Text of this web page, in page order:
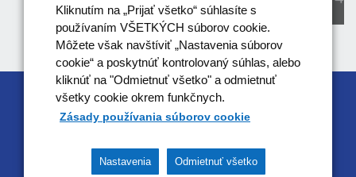
RIADIACIM ORGÁNOM OPERAČNÉHO
PROGRAMU EFEKTÍVNA VEREJNÁ SPRÁVA JE
Tento projekt je podporený z Európskeho sociálneho
Kliknutím na „Prijať všetko“ súhlasíte s
používaním VŠETKÝCH súborov cookie.
Môžete však navštíviť „Nastavenia súborov
cookie“ a poskytnúť kontrolovaný súhlas, alebo
kliknúť na "Odmietnuť všetko" a odmietnuť
všetky cookie okrem funkčnych.
Zásady používania súborov cookie
Nastavenia Odmietnuť všetko